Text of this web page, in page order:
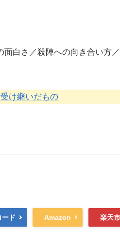
白さ／殺陣への向き合い方
け継いだもの
ード Amazon 楽天